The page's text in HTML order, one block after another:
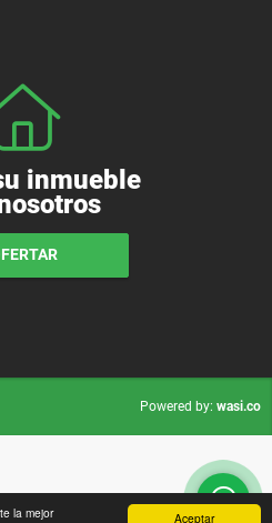
Aceptar
la mejor
inmueble
Powered by: wasi.co